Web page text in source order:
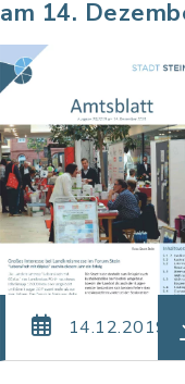
am 14.
14.12.2019